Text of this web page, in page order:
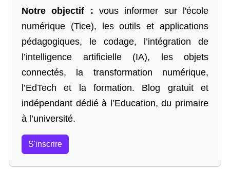
Notre objectif : vous informer sur l'école
numérique (Tice), les outils et applications
pédagogiques, le codage,
l’intégration de
l’intelligence artificielle (IA), les objets
connectés, la transformation numérique,
l’EdTech et la formation. Blog gratuit et
indépendant dédié à l’Education, du primaire
à l’université.
S'inscrire